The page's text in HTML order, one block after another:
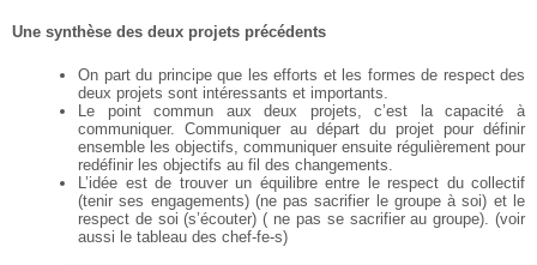
Une synthèse des deux projets précédents
On part du principe que les efforts et les formes de respect des
deux projets sont intéressants et importants.
Le point commun aux deux projets, c’est la capacité à
communiquer. Communiquer au départ du projet pour définir
ensemble les objectifs, communiquer ensuite régulièrement pour
redéfinir les objectifs au fil des changements.
L’idée est de trouver un équilibre entre le respect du collectif
(tenir ses engagements) (ne pas sacrifier le groupe à soi) et le
respect de soi (s’écouter) ( ne pas se sacrifier au groupe). (voir
aussi le tableau des chef-fe-s)